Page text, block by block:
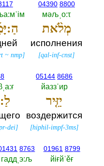
04390 8800
мәљˌо:τ
מְלֹ֨את
исполнения
[qal-inf-cnst]
~nmp]
05144 8686
йаззˈир
יַזִּ֤יר
воздержится
[hiphil-impf-3ms]
dei]
01961 8799
йiғйˈěғ
8763
гаддˌэ:љ